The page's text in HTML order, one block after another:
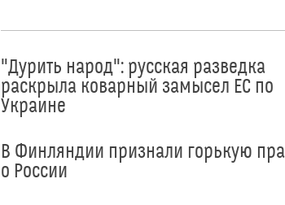
"Дурить народ": русская разведка
раскрыла коварный замысел ЕС по
Украине
В Финляндии признали горькую
о России